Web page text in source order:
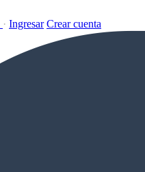
· Ingresar Crear cuenta